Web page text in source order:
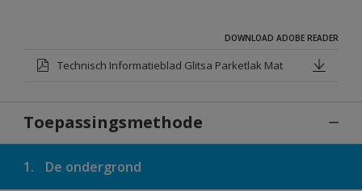
DOWNLOAD ADOBE READER
Technisch Informatieblad Glitsa Parketlak Mat
Toepassingsmethode
1. De ondergrond